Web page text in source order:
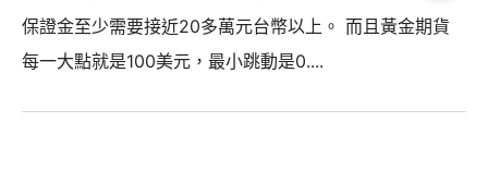
保證金至少需要接近20多萬元台幣以上。 而且黃金期貨
每一大點就是100美元，最小跳動是0....